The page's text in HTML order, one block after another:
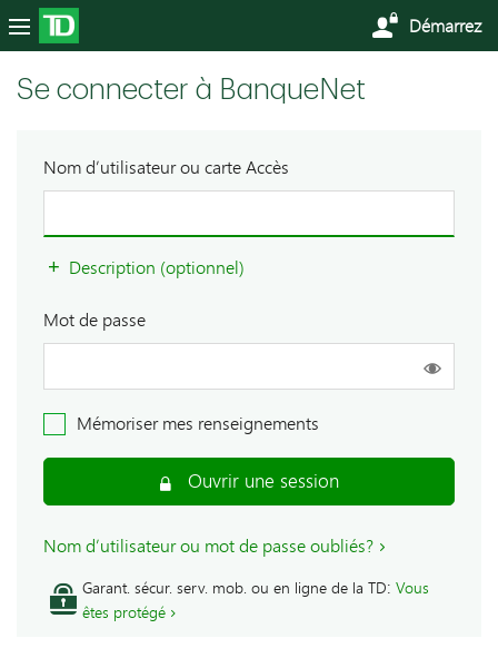
Démarrez
Se connecter à BanqueNet
Nom d’utilisateur ou carte Accès
Description (optionnel)
Mot de passe
Mémoriser mes renseignements
Ouvrir une session
Nom d’utilisateur ou mot de passe oubliés?
Garant. sécur. serv. mob. ou en ligne de la TD: Vous
êtes protégé